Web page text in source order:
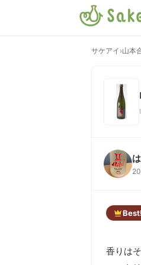
サケアイ ›山本
香りは